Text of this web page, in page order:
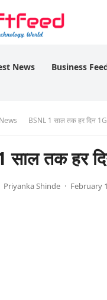
News Business
BSNL 1 साल तक हर दिन
साल तक हर
Priyanka Shinde · February